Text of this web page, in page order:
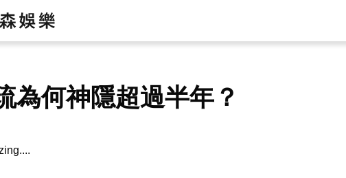
為何神隱超過半年？